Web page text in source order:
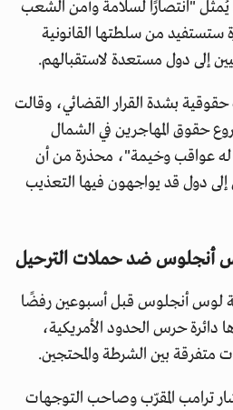
يُمثل "انتصارًا لسلامة وأمن الشعب
ستستفيد من سلطتها القانونية
إلى دول مستعدة لاستقبالهم.
بشدة القرار القضائي، وقالت
حقوق المهاجرين في الشمال
له عواقب وخيمة"، محذرة من أن
دول قد يواجهون فيها التعذيب
أنجلوس ضد حملات الترحيل
لوس أنجلوس قبل أسبوعين رفضًا
دائرة حرس الحدود الأمريكية،
متفرقة بين الشرطة والمحتجين.
ترامب المقرّب وصاحب التوجهات